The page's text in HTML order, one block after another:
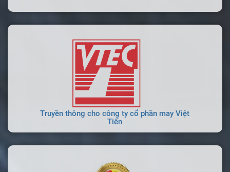
Truyền thông cho công ty cổ phần may Việt
Tiến